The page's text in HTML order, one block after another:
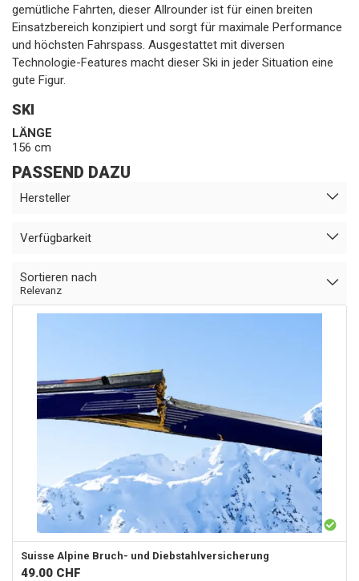
gemütliche Fahrten, dieser Allrounder ist für einen breiten
Einsatzbereich konzipiert und sorgt für maximale Performance
und höchsten Fahrspass. Ausgestattet mit diversen
Technologie-Features macht dieser Ski in jeder Situation eine
gute Figur.
SKI
LÄNGE
156 cm
PASSEND DAZU
Hersteller
Verfügbarkeit
Sortieren nach
Relevanz
Suisse Alpine Bruch- und Diebstahlversicherung
49.00 CHF